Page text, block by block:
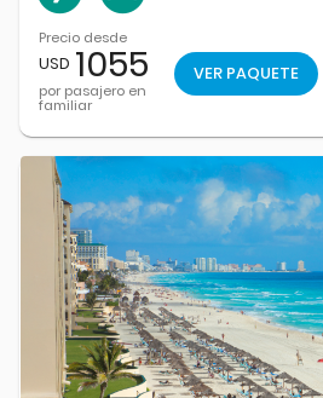
Precio desde
USD 1055
por pasajero en
familiar
VER PAQUETE